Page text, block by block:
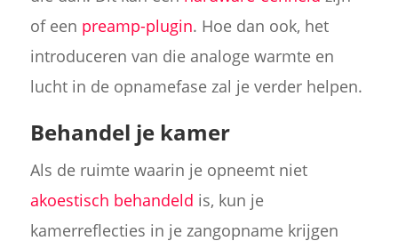
of een preamp-plugin. Hoe dan ook, het
introduceren van die analoge warmte en
lucht in de opnamefase zal je verder helpen.
Behandel je kamer
Als de ruimte waarin je opneemt niet
akoestisch behandeld is, kun je
kamerreflecties in je zangopname krijgen